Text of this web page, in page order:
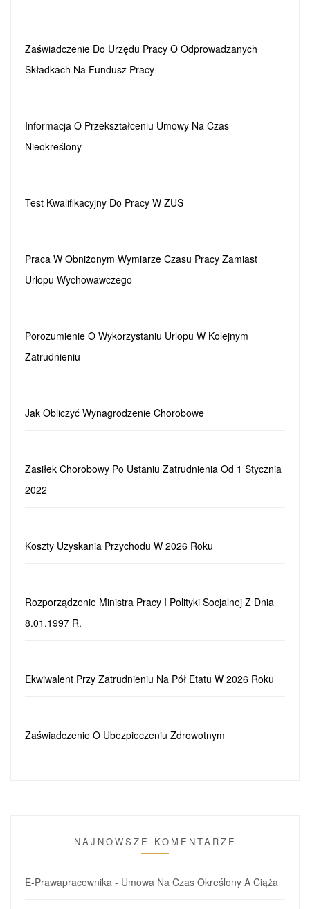
Zaświadczenie Do Urzędu Pracy O Odprowadzanych
Składkach Na Fundusz Pracy
Informacja O Przekształceniu Umowy Na Czas
Nieokreślony
Test Kwalifikacyjny Do Pracy W ZUS
Praca W Obniżonym Wymiarze Czasu Pracy Zamiast
Urlopu Wychowawczego
Porozumienie O Wykorzystaniu Urlopu W Kolejnym
Zatrudnieniu
Jak Obliczyć Wynagrodzenie Chorobowe
Zasiłek Chorobowy Po Ustaniu Zatrudnienia Od 1 Stycznia
2022
Koszty Uzyskania Przychodu W 2026 Roku
Rozporządzenie Ministra Pracy I Polityki Socjalnej Z Dnia
8.01.1997 R.
Ekwiwalent Przy Zatrudnieniu Na Pół Etatu W 2026 Roku
Zaświadczenie O Ubezpieczeniu Zdrowotnym
NAJNOWSZE KOMENTARZE
E-Prawapracownika - Umowa Na Czas Określony A Ciąża